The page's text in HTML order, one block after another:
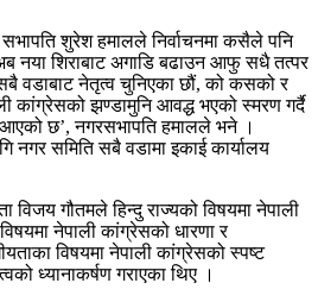
शुरेश हमालले निर्वाचनमा कसैले पनि
अब नया शिराबाट अगाडि बढाउन आफु सधै तत्पर
सबै वडाबाट नेतृत्व चुनिएका छौं, को कसको र
कांग्रेसको झण्डामुनि आवद्ध भएको स्मरण गर्दै
छ’, नगरसभापति हमालले भने ।
समिति सबै वडामा इकाई कार्यालय
विजय गौतमले हिन्दु राज्यको विषयमा नेपाली
नेपाली कांग्रेसको धारणा र
विषयमा नेपाली कांग्रेसको स्पष्ट
ध्यानाकर्षण गराएका थिए ।